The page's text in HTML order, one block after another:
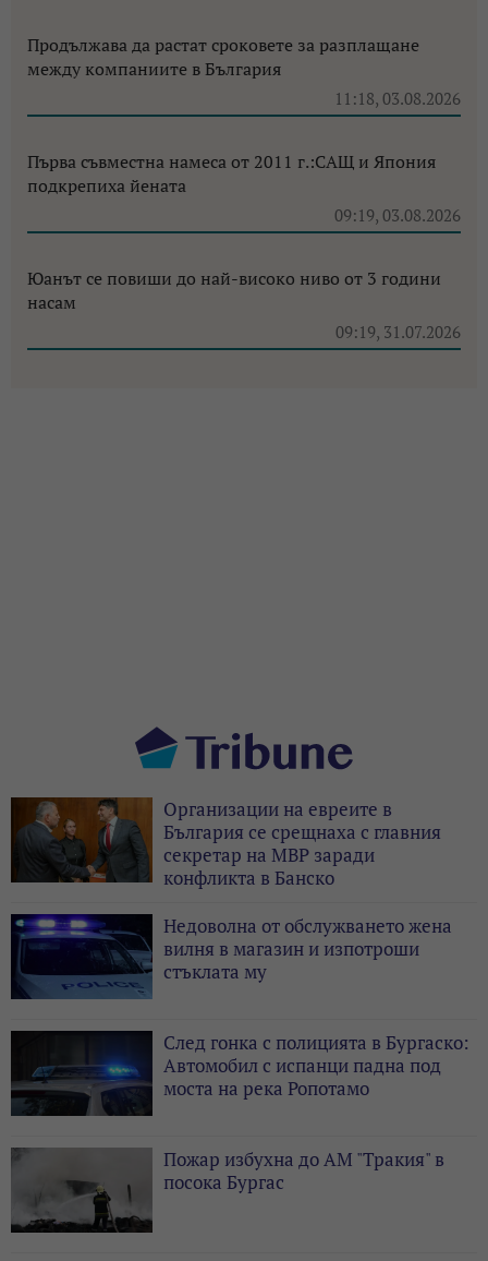
Продължава да растат сроковете за разплащане
между компаниите в България
11:18, 03.08.2026
Първа съвместна намеса от 2011 г.:САЩ и Япония
подкрепиха йената
09:19, 03.08.2026
Юанът се повиши до най-високо ниво от 3 години
насам
09:19, 31.07.2026
Организации на евреите в
България се срещнаха с главния
секретар на МВР заради
конфликта в Банско
Недоволна от обслужването жена
вилня в магазин и изпотроши
стъклата му
След гонка с полицията в Бургаско:
Автомобил с испанци падна под
моста на река Ропотамо
Пожар избухна до АМ "Тракия" в
посока Бургас